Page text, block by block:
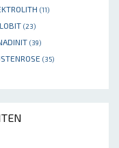
(11)
(23)
(39)
(35)